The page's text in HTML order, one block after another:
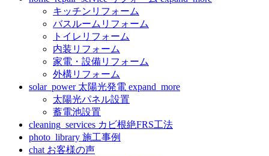
キッチンリフォーム
バスルームリフォーム
トイレリフォーム
内装リフォーム
家電・設備リフォーム
外構リフォーム
solar_power 太陽光発電 expand_more
太陽光パネル設置
蓄電池設置
cleaning_services カビ根絶FRS工法
photo_library 施工事例
chat お客様の声